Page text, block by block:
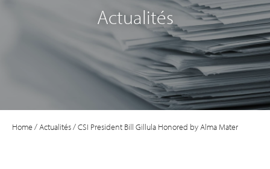
Actualités
Home/Actualités/CSI President Bill Gillula Honored by Alma Mater